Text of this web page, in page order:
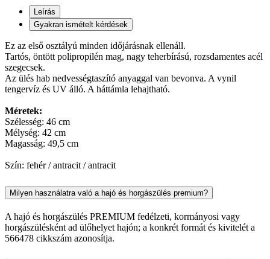
Leírás
Gyakran ismételt kérdések
Ez az első osztályú minden időjárásnak ellenáll.
Tartós, öntött polipropilén mag, nagy teherbírású, rozsdamentes acél
szegecsek.
Az ülés hab nedvességtaszító anyaggal van bevonva. A vynil
tengervíz és UV álló. A háttámla lehajtható.
Méretek:
Szélesség: 46 cm
Mélység: 42 cm
Magasság: 49,5 cm
Szín: fehér / antracit / antracit
Milyen használatra való a hajó és horgászülés premium?
A hajó és horgászülés PREMIUM fedélzeti, kormányosi vagy
horgászülésként ad ülőhelyet hajón; a konkrét formát és kivitelét a
566478 cikkszám azonosítja.